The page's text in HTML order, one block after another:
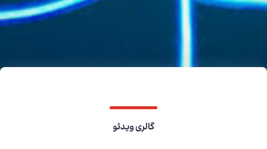
گالری ویدئو